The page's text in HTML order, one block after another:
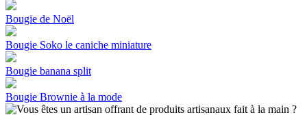
Bougie de Noël
Bougie Soko le caniche miniature
Bougie banana split
Bougie Brownie à la mode